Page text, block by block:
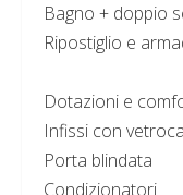
Bagno + doppio
Ripostiglio e
Dotazioni e
Infissi con
Porta blindata
Condizionatori